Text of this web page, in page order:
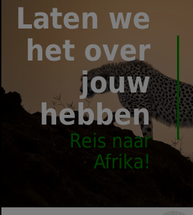
Laten we
het over
jouw
hebben
Reis naar
Afrika!